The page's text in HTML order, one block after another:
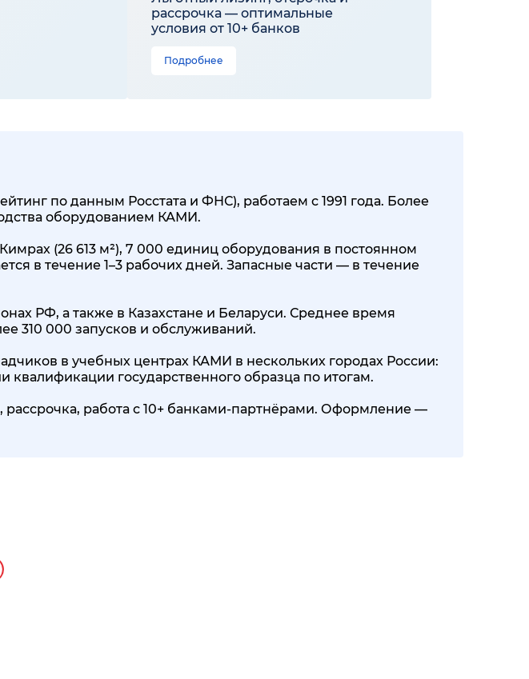
рассрочка — оптимальные
условия от 10+ банков
Подробнее
по данным Росстата и ФНС), работаем с 1991 года. Более
оборудованием КАМИ.
(26 613 м²), 7 000 единиц оборудования в постоянном
в течение 1–3 рабочих дней. Запасные части — в течение
РФ, а также в Казахстане и Беларуси. Среднее время
310 000 запусков и обслуживаний.
в учебных центрах КАМИ в нескольких городах России:
квалификации государственного образца по итогам.
рассрочка, работа с 10+ банками-партнёрами. Оформление —